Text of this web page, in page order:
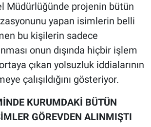
Müdürlüğünde projenin bütün
yapan isimlerin belli
bu kişilerin sadece
onun dışında hiçbir işlem
çıkan yolsuzluk iddialarının
çalışıldığını gösteriyor.
KURUMDAKİ BÜTÜN
GÖREVDEN ALINMIŞTI